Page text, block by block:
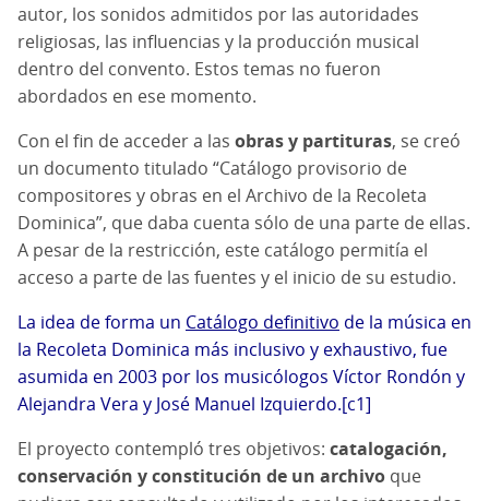
autor, los sonidos admitidos por las autoridades
religiosas, las influencias y la producción musical
dentro del convento. Estos temas no fueron
abordados en ese momento.
Con el fin de acceder a las obras y partituras, se creó
un documento titulado “Catálogo provisorio de
compositores y obras en el Archivo de la Recoleta
Dominica”, que daba cuenta sólo de una parte de ellas.
A pesar de la restricción, este catálogo permitía el
acceso a parte de las fuentes y el inicio de su estudio.
La idea de forma un Catálogo definitivo de la música en
la Recoleta Dominica más inclusivo y exhaustivo, fue
asumida en 2003 por los musicólogos Víctor Rondón y
Alejandra Vera y José Manuel Izquierdo.[c1]
El proyecto contempló tres objetivos: catalogación,
conservación y constitución de un archivo que